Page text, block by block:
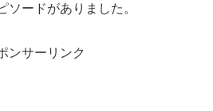
ソードがありました。
ンサーリンク